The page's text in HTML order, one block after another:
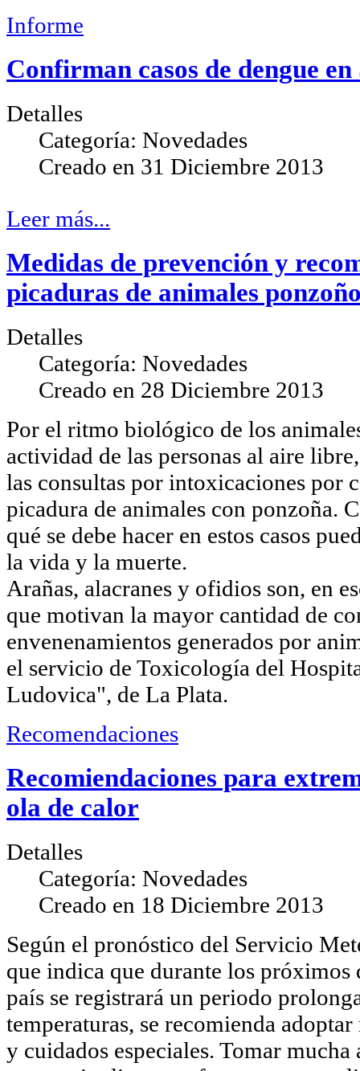
Informe
Confirman casos de dengue
Detalles
Categoría: Novedades
Creado en 31 Diciembre 2013
Leer más...
Medidas de prevención y
picaduras de animales
Detalles
Categoría: Novedades
Creado en 28 Diciembre 2013
Por el ritmo biológico de los
actividad de las personas al aire
las consultas por intoxicaciones por
picadura de animales con ponzoña.
qué se debe hacer en estos casos
la vida y la muerte.
Arañas, alacranes y ofidios son, en
que motivan la mayor cantidad de
envenenamientos generados por
el servicio de Toxicología del
Ludovica", de La Plata.
Recomendaciones
Recomiendaciones para
ola de calor
Detalles
Categoría: Novedades
Creado en 18 Diciembre 2013
Según el pronóstico del Servicio
que indica que durante los próximos
país se registrará un periodo
temperaturas, se recomienda
y cuidados especiales. Tomar mucha